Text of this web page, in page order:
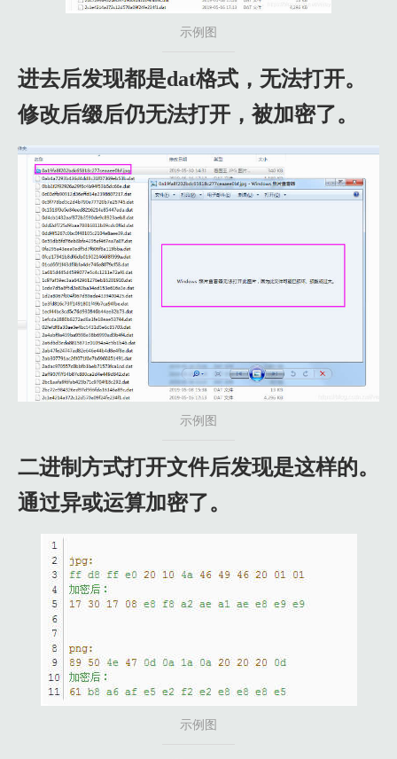
示例图
进去后发现都是dat格式，无法打开。
修改后缀后仍无法打开，被加密了。
示例图
二进制方式打开文件后发现是这样的。
通过异或运算加密了。
示例图